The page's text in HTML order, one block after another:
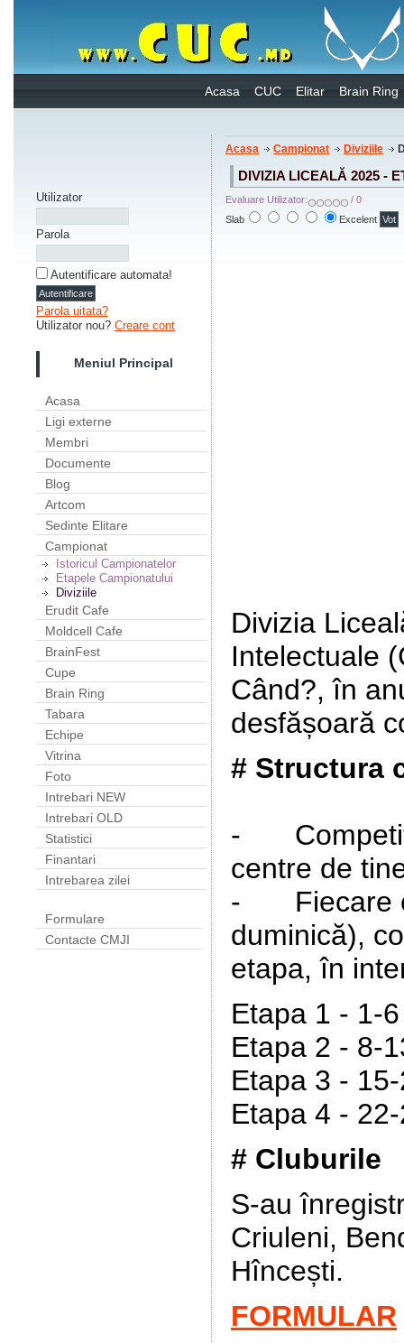
Acasa CUC Elitar Brain Ring
Utilizator
Parola
Autentificare automata!
Parola uitata?
Utilizator nou? Creare cont
Meniul Principal
Acasa
Ligi externe
Membri
Documente
Blog
Artcom
Sedinte Elitare
Campionat
Istoricul Campionatelor
Etapele Campionatului
Diviziile
Erudit Cafe
Moldcell Cafe
BrainFest
Cupe
Brain Ring
Tabara
Echipe
Vitrina
Foto
Intrebari NEW
Intrebari OLD
Statistici
Finantari
Intrebarea zilei
Formulare
Contacte CMJI
Acasa Campionat Diviziile
DIVIZIA LICEALĂ 2025 -
Evaluare Utilizator:
/ 0
Slab
Excelent
Divizia
Intelectuale
Când?, în
desfășoară
# Structura
-
centre de
-
Fiecare
duminică),
etapa, în
Etapa 1 - 1-
Etapa 2 - 8-
Etapa 3 -
Etapa 4 -
# Cluburile
S-au
Criuleni,
Hîncești.
FORMULAR